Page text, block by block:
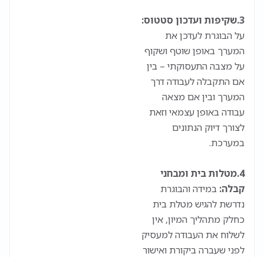
3.שקיפות ועדכון סטטוס:
על הבוגרת לעדכן את
המערך באופן שוטף ושקוף
על מצבה התעסוקתי – בין
אם התקבלה לעבודה דרך
המערך ובין אם מצאה
עבודה באופן עצמאי וזאת
לצורך דיוק הנתונים
במערכת.
4. מטלות בית ומבחני
קבלה: במידה והבוגרת
נדרשת להגיש מטלת בית
כחלק מתהליך המיון, אין
לשלוח את העבודה למעסיק
לפני שעברה ביקורת ואישור